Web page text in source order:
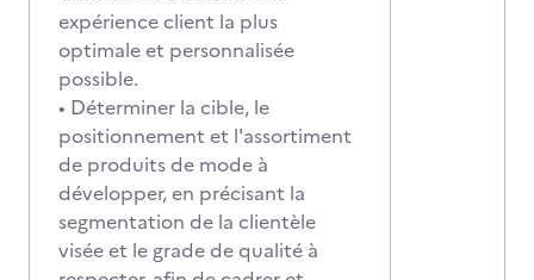
expérience client la plus
optimale et personnalisée
possible.
• Déterminer la cible, le
positionnement et l'assortiment
de produits de mode à
développer, en précisant la
segmentation de la clientèle
visée et le grade de qualité à